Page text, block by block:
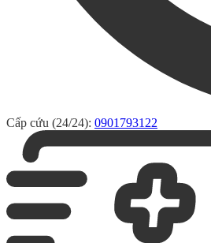
Cấp cứu (24/24): 0901793122